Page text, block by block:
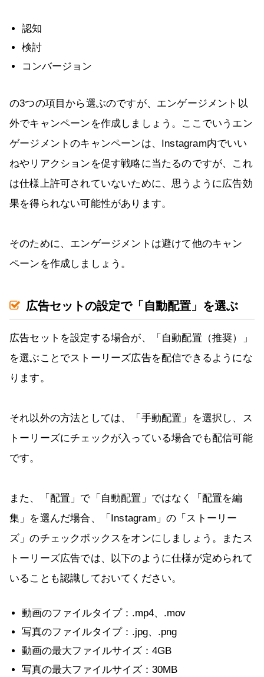
認知
検討
コンバージョン
の3つの項目から選ぶのですが、エンゲージメント以
外でキャンペーンを作成しましょう。ここでいうエン
ゲージメントのキャンペーンは、Instagram内でいい
ねやリアクションを促す戦略に当たるのですが、これ
は仕様上許可されていないために、思うように広告効
果を得られない可能性があります。
そのために、エンゲージメントは避けて他のキャン
ペーンを作成しましょう。
広告セットの設定で「自動配置」を選ぶ
広告セットを設定する場合が、「自動配置（推奨）」
を選ぶことでストーリーズ広告を配信できるようにな
ります。
それ以外の方法としては、「手動配置」を選択し、ス
トーリーズにチェックが入っている場合でも配信可能
です。
また、「配置」で「自動配置」ではなく「配置を編
集」を選んだ場合、「Instagram」の「ストーリー
ズ」のチェックボックスをオンにしましょう。またス
トーリーズ広告では、以下のように仕様が定められて
いることも認識しておいてください。
動画のファイルタイプ：.mp4、.mov
写真のファイルタイプ：.jpg、.png
動画の最大ファイルサイズ：4GB
写真の最大ファイルサイズ：30MB